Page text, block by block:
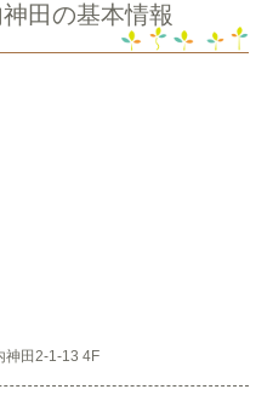
田の基本情報
神田2-1-13 4F